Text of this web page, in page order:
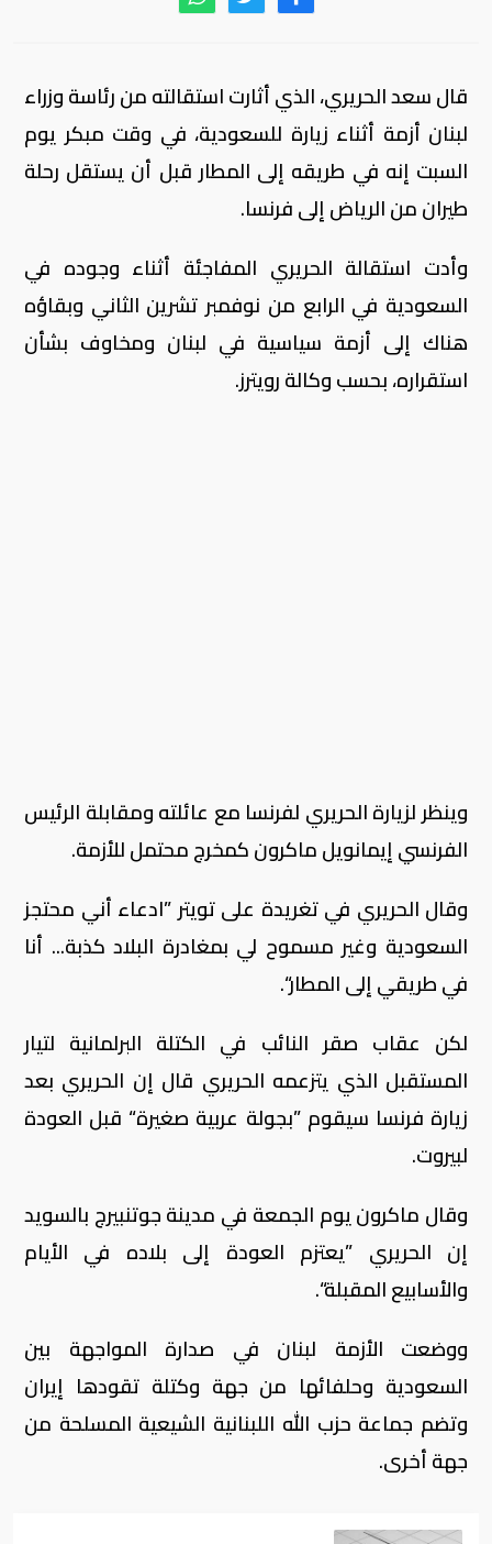
قال سعد الحريري، الذي أثارت استقالته من رئاسة وزراء
لبنان أزمة أثناء زيارة للسعودية، في وقت مبكر يوم
السبت إنه في طريقه إلى المطار قبل أن يستقل رحلة
طيران من الرياض إلى فرنسا.
وأدت استقالة الحريري المفاجئة أثناء وجوده في
السعودية في الرابع من نوفمبر تشرين الثاني وبقاؤه
هناك إلى أزمة سياسية في لبنان ومخاوف بشأن
استقراره، بحسب وكالة رويترز.
وينظر لزيارة الحريري لفرنسا مع عائلته ومقابلة الرئيس
الفرنسي إيمانويل ماكرون كمخرج محتمل للأزمة.
وقال الحريري في تغريدة على تويتر ”ادعاء أني محتجز
السعودية وغير مسموح لي بمغادرة البلاد كذبة... أنا
في طريقي إلى المطار“.
لكن عقاب صقر النائب في الكتلة البرلمانية لتيار
المستقبل الذي يتزعمه الحريري قال إن الحريري بعد
زيارة فرنسا سيقوم ”بجولة عربية صغيرة“ قبل العودة
لبيروت.
وقال ماكرون يوم الجمعة في مدينة جوتنبيرج بالسويد
إن الحريري ”يعتزم العودة إلى بلاده في الأيام
والأسابيع المقبلة“.
ووضعت الأزمة لبنان في صدارة المواجهة بين
السعودية وحلفائها من جهة وكتلة تقودها إيران
وتضم جماعة حزب الله اللبنانية الشيعية المسلحة من
جهة أخرى.